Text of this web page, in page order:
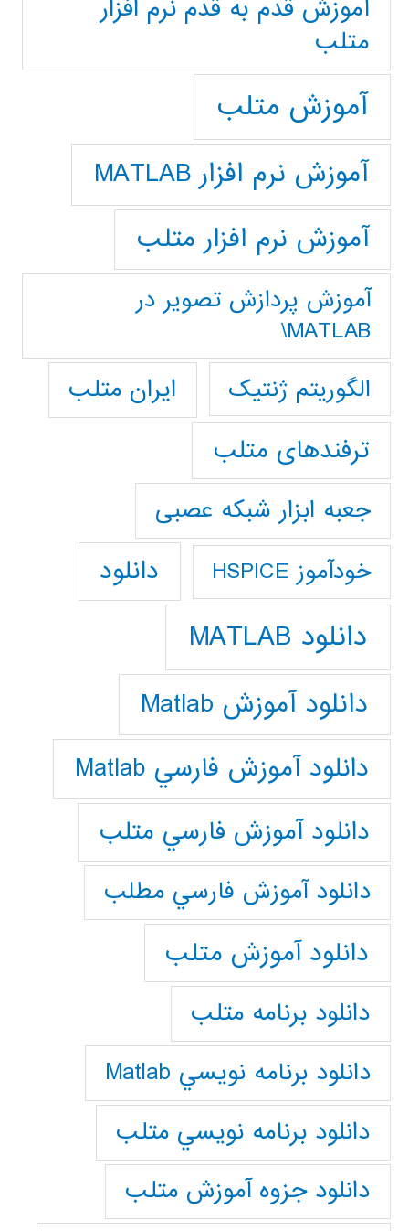
آموزش قدم به قدم نرم افزار
متلب
آموزش متلب
آموزش نرم افزار MATLAB
آموزش نرم افزار متلب
آموزش پردازش تصوير در
MATLAB\
الگوریتم ژنتیک
ایران متلب
ترفندهای متلب
جعبه ابزار شبکه عصبی
خودآموز HSPICE دانلود
دانلود MATLAB
دانلود آموزش Matlab
دانلود آموزش فارسي Matlab
دانلود آموزش فارسي متلب
دانلود آموزش فارسي مطلب
دانلود آموزش متلب
دانلود برنامه متلب
دانلود برنامه نويسي Matlab
دانلود برنامه نويسي متلب
دانلود جزوه آموزش متلب